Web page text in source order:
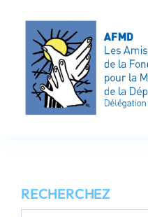
contenu
AFMD 30
Les victimes
RECHERCHEZ